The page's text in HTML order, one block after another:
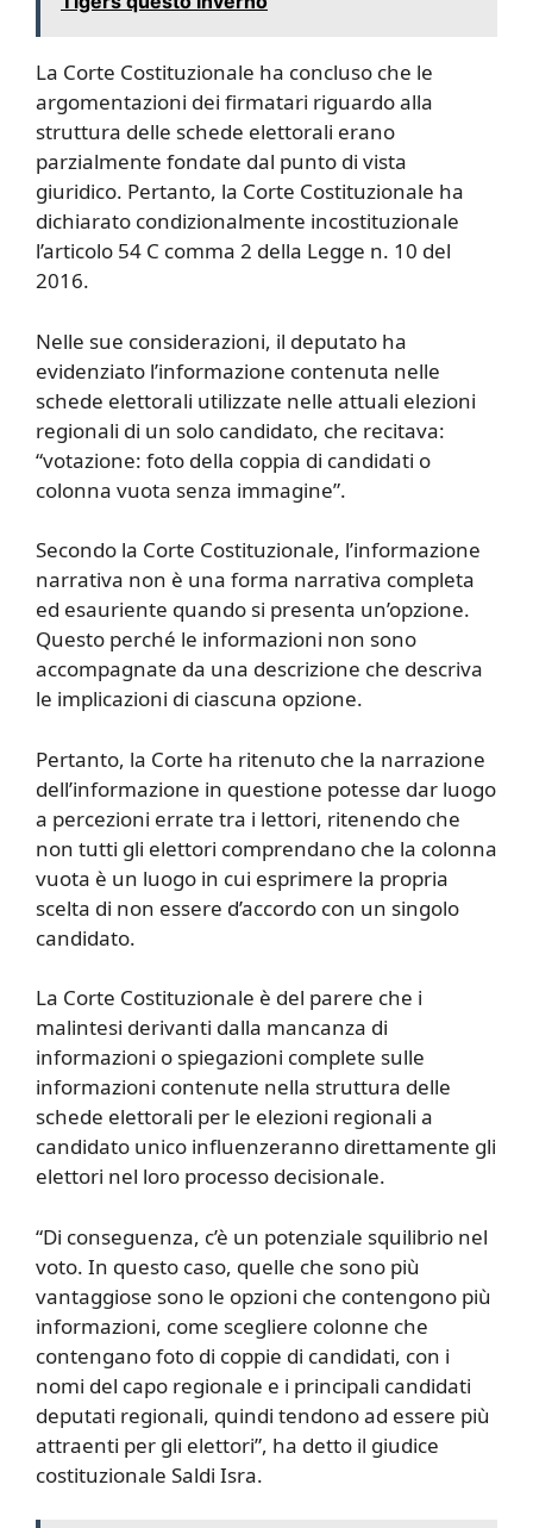
La Corte Costituzionale ha concluso che le
argomentazioni dei firmatari riguardo alla
struttura delle schede elettorali erano
parzialmente fondate dal punto di vista
giuridico. Pertanto, la Corte Costituzionale ha
dichiarato condizionalmente incostituzionale
l’articolo 54 C comma 2 della Legge n. 10 del
2016.
Nelle sue considerazioni, il deputato ha
evidenziato l’informazione contenuta nelle
schede elettorali utilizzate nelle attuali elezioni
regionali di un solo candidato, che recitava:
“votazione: foto della coppia di candidati o
colonna vuota senza immagine”.
Secondo la Corte Costituzionale, l’informazione
narrativa non è una forma narrativa completa
ed esauriente quando si presenta un’opzione.
Questo perché le informazioni non sono
accompagnate da una descrizione che descriva
le implicazioni di ciascuna opzione.
Pertanto, la Corte ha ritenuto che la narrazione
dell’informazione in questione potesse dar luogo
a percezioni errate tra i lettori, ritenendo che
non tutti gli elettori comprendano che la colonna
vuota è un luogo in cui esprimere la propria
scelta di non essere d’accordo con un singolo
candidato.
La Corte Costituzionale è del parere che i
malintesi derivanti dalla mancanza di
informazioni o spiegazioni complete sulle
informazioni contenute nella struttura delle
schede elettorali per le elezioni regionali a
candidato unico influenzeranno direttamente gli
elettori nel loro processo decisionale.
“Di conseguenza, c’è un potenziale squilibrio nel
voto. In questo caso, quelle che sono più
vantaggiose sono le opzioni che contengono più
informazioni, come scegliere colonne che
contengano foto di coppie di candidati, con i
nomi del capo regionale e i principali candidati
deputati regionali, quindi tendono ad essere più
attraenti per gli elettori”, ha detto il giudice
costituzionale Saldi Isra.